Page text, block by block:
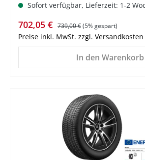
Sofort verfügbar, Lieferzeit: 1-2
Verkaufspreis:
702,05 € Regulärer Preis:
739,00 €(5% gespart)
Preise inkl. MwSt. zzgl. Versandkosten
In den Warenkorb